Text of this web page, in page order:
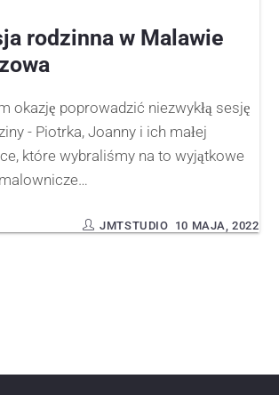
rodzinna w Malawie
okazję poprowadzić niezwykłą sesję
- Piotrka, Joanny i ich małej
które wybraliśmy na to wyjątkowe
10 MAJA, 2022
JMTSTUDIO